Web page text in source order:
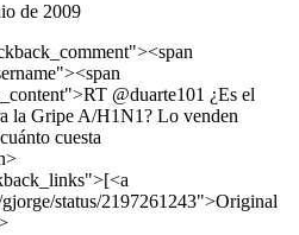
de 2009
@duarte101 ¿Es el
la Gripe A/H1N1? Lo venden
cuesta
status/2197261243">Original